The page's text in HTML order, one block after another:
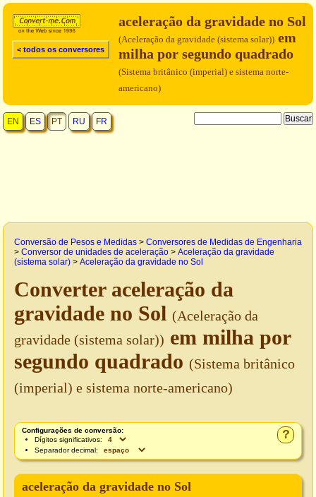
< todos os conversores
aceleração da gravidade no Sol
(Aceleração da gravidade (sistema solar)) em
milha por segundo quadrado
(Sistema britânico (imperial) e sistema norte-
americano)
EN ES PT RU FR
Conversão de Pesos e Medidas > Conversores de Medidas de Engenharia
> Conversor de unidades de aceleração > Aceleração da gravidade
(sistema solar) > Aceleração da gravidade no Sol
Converter aceleração da
gravidade no Sol (Aceleração da
gravidade (sistema solar)) em milha por
segundo quadrado (Sistema britânico
(imperial) e sistema norte-americano)
?
Configurações de conversão:
Dígitos significativos:
Separador decimal:
aceleração da gravidade no Sol